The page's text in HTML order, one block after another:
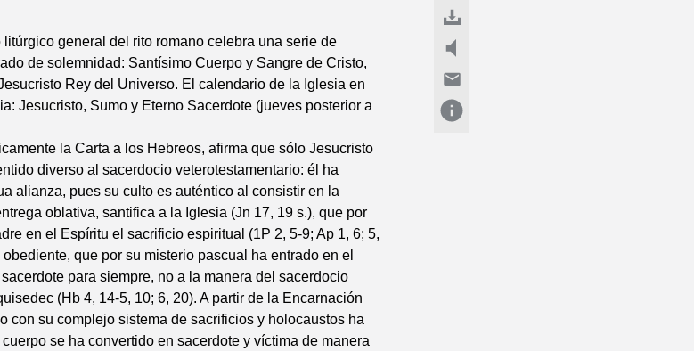
litúrgico general del rito romano celebra una serie de
de solemnidad: Santísimo Cuerpo y Sangre de Cristo,
Rey del Universo. El calendario de la Iglesia en
Jesucristo, Sumo y Eterno Sacerdote (jueves posterior a
la Carta a los Hebreos, afirma que sólo Jesucristo
diverso al sacerdocio veterotestamentario: él ha
alianza, pues su culto es auténtico al consistir en la
oblativa, santifica a la Iglesia (Jn 17, 19 s.), que por
en el Espíritu el sacrificio espiritual (1P 2, 5-9; Ap 1, 6; 5,
que por su misterio pascual ha entrado en el
para siempre, no a la manera del sacerdocio
(Hb 4, 14-5, 10; 6, 20). A partir de la Encarnación
con su complejo sistema de sacrificios y holocaustos ha
se ha convertido en sacerdote y víctima de manera